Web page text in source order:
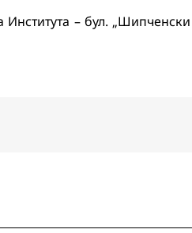
Института – бул.